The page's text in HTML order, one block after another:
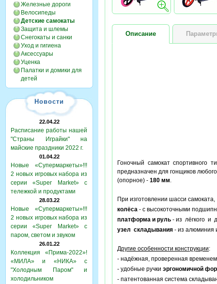
Железные дороги
Велосипеды
Детские самокаты
Защита и шлемы
Снегокаты и санки
Уход и гигиена
Аксессуары
Уценка
Палатки и домики для
детей
Новости
22.04.22
Расписание работы нашей
"Страны Играйки" на
майские праздники 2022 г.
01.04.22
Новые «Супермаркеты»!!!
2 новых игровых набора из
серии «Super Market» с
тележкой и продуктами
28.03.22
Новые «Супермаркеты»!!!
2 новых игровых набора из
серии «Super Market» с
паром, светом и звуком
26.01.22
Коллекция «Прима-2022»!
«МИЛА» и «НИКА» с
"Холодным Паром" и
холодильником
Описание
Гоночный самокат спортивного
предназначен для гонщиков
(опорное) - 180 мм.
При изготовлении шасси
колёса - с высокоточными
платформа и руль - из лёгкого и
узел складывания - из алюминия
Другие особенности конструкции:
- надёжная, проверенная
- удобные ручки эргономичной
- патентованная система